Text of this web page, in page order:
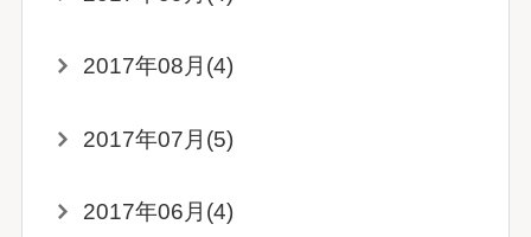
2017年08月(4)
2017年07月(5)
2017年06月(4)